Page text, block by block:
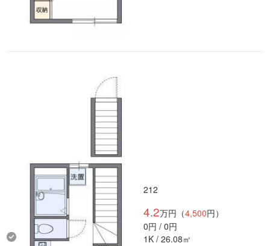
212
4.2万円（4,500円）
0円 / 0円
1K / 26.08㎡